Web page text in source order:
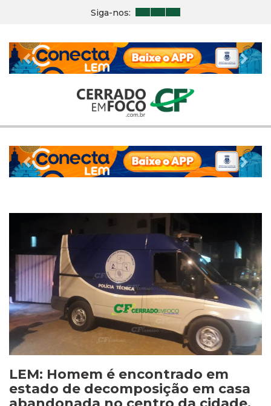
Siga-nos:
Previous Next
Previous Next
LEM: Homem é encontrado em
estado de decomposição em casa